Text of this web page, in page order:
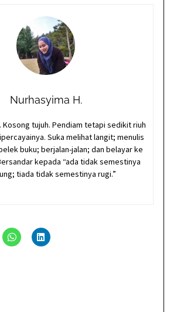
Nurhasyima H.
Kosong tujuh. Pendiam tetapi sedikit riuh
Suka melihat langit; menulis
buku; berjalan-jalan; dan belayar ke
kepada “ada tidak semestinya
tiada tidak semestinya rugi.”